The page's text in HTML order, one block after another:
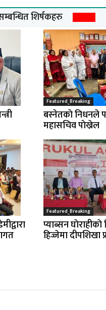
शिर्षकहरु
Featured_Breaking
बस्नेतकाे निधनले
महासचिव पाेख्रेल
Featured_Breaking
प्याब्सन
हिज्जेमा दीपशिखा